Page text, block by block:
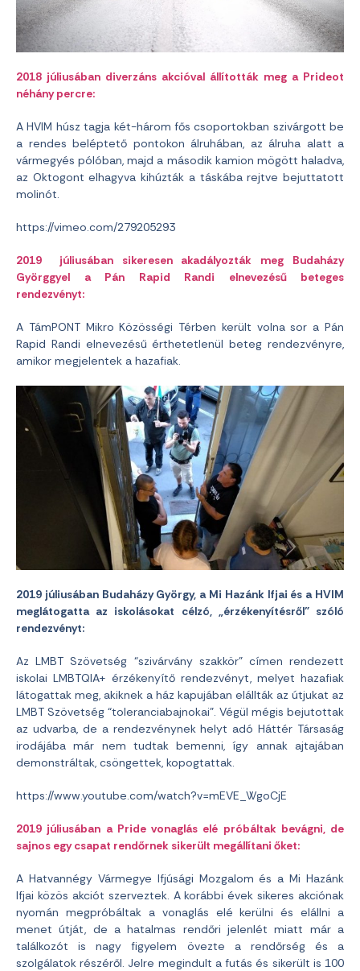
2018 júliusában diverzáns akcióval állították meg a Prideot
néhány percre:
A HVIM húsz tagja két-három fős csoportokban szivárgott be
a rendes beléptető pontokon álruhában, az álruha alatt a
vármegyés pólóban, majd a második kamion mögött haladva,
az Oktogont elhagyva kihúzták a táskába rejtve bejuttatott
molinót.
https://vimeo.com/279205293
2019 júliusában sikeresen akadályozták meg Budaházy
Györggyel a Pán Rapid Randi elnevezésű beteges
rendezvényt:
A TámPONT Mikro Közösségi Térben került volna sor a Pán
Rapid Randi elnevezésű érthetetlenül beteg rendezvényre,
amikor megjelentek a hazafiak.
2019 júliusában Budaházy György, a Mi Hazánk Ifjai és a HVIM
meglátogatta az iskolásokat célzó, „érzékenyítésről” szóló
rendezvényt:
Az LMBT Szövetség “szivárvány szakkör” címen rendezett
iskolai LMBTQIA+ érzékenyítő rendezvényt, melyet hazafiak
látogattak meg, akiknek a ház kapujában elállták az útjukat az
LMBT Szövetség “toleranciabajnokai”. Végül mégis bejutottak
az udvarba, de a rendezvénynek helyt adó Háttér Társaság
irodájába már nem tudtak bemenni, így annak ajtajában
demonstráltak, csöngettek, kopogtattak.
https://www.youtube.com/watch?v=mEVE_WgoCjE
2019 júliusában a Pride vonaglás elé próbáltak bevágni, de
sajnos egy csapat rendőrnek sikerült megállítani őket:
A Hatvannégy Vármegye Ifjúsági Mozgalom és a Mi Hazánk
Ifjai közös akciót szerveztek. A korábbi évek sikeres akciónak
nyomán megpróbáltak a vonaglás elé kerülni és elállni a
menet útját, de a hatalmas rendőri jelenlét miatt már a
találkozót is nagy figyelem övezte a rendőrség és a
szolgálatok részéről. Jelre megindult a futás és sikerült is 100